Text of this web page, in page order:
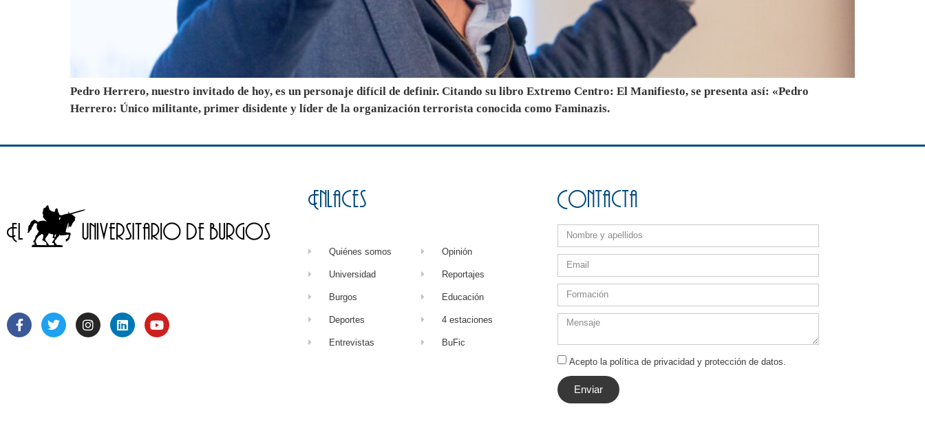
Pedro Herrero, nuestro invitado de hoy, es un personaje difícil de definir. Citando su libro Extremo Centro: El Manifiesto, se presenta así: «Pedro
Herrero: Único militante, primer disidente y líder de la organización terrorista conocida como Faminazis.
Enlaces
Quiénes somos
Universidad
Burgos
Deportes
Entrevistas
Opinión
Reportajes
Educación
4 estaciones
BuFic
Contacta
Acepto la política de privacidad y protección de datos.
Enviar